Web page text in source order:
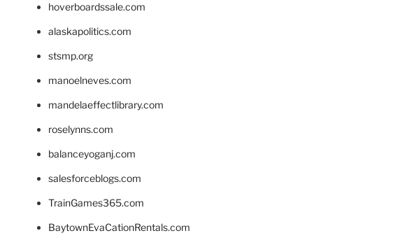
hoverboardssale.com
alaskapolitics.com
stsmp.org
manoelneves.com
mandelaeffectlibrary.com
roselynns.com
balanceyoganj.com
salesforceblogs.com
TrainGames365.com
BaytownEvaCationRentals.com